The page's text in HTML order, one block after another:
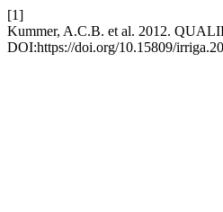
[1]
Kummer, A.C.B. et al. 2012.
DOI:https://doi.org/10.15809/